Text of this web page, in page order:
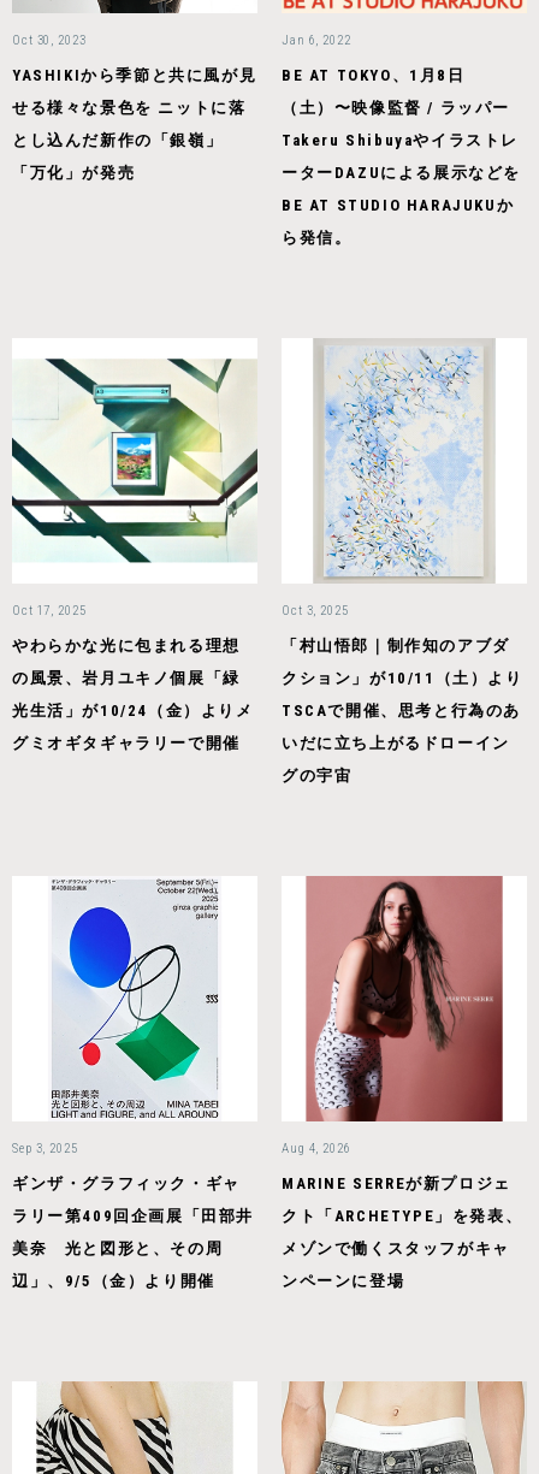
Oct 30, 2023
YASHIKIから季節と共に風が見
せる様々な景色を ニットに落
とし込んだ新作の「銀嶺」
「万化」が発売
Jan 6, 2022
BE AT TOKYO、1月8日
（土）〜映像監督 / ラッパー
Takeru Shibuyaやイラストレ
ーターDAZUによる展示などを
BE AT STUDIO HARAJUKUか
ら発信。
Oct 17, 2025
やわらかな光に包まれる理想
の風景、岩月ユキノ個展「緑
光生活」が10/24（金）よりメ
グミオギタギャラリーで開催
Oct 3, 2025
「村⼭悟郎｜制作知のアブダ
クション」が10/11（土）より
TSCAで開催、思考と行為のあ
いだに立ち上がるドローイン
グの宇宙
Sep 3, 2025
ギンザ・グラフィック・ギャ
ラリー第409回企画展「田部井
美奈 光と図形と、その周
辺」、9/5（金）より開催
Aug 4, 2026
MARINE SERREが新プロジェ
クト「ARCHETYPE」を発表、
メゾンで働くスタッフがキャ
ンペーンに登場